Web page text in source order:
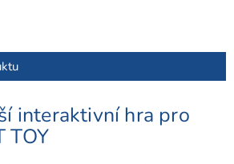
interaktivní hra pro
TOY